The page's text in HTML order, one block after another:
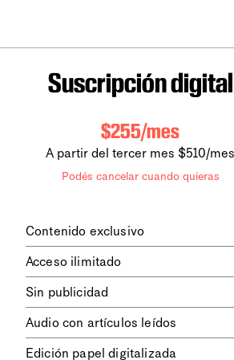
Suscripción digital
$255/mes
A partir del tercer mes $510/mes
Podés cancelar cuando quieras
Contenido exclusivo
digitales dela diaria
los contenidos de Le Monde
diplomatique.
Acceso ilimitado
contenidos.
Sin publicidad
publicitarios.
Audio con artículos leídos
Edición papel digitalizada